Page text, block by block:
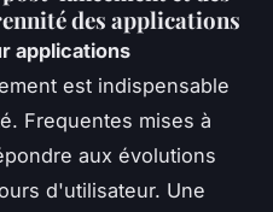
des applications
applications
est indispensable
Frequentes mises à
aux évolutions
d'utilisateur. Une